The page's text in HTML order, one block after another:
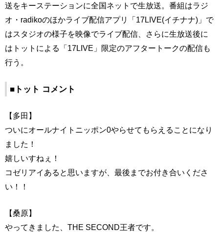
送をキーステーションに全国ネットで生放送。番組はラジ
オ・radikoのほかライブ配信アプリ「17LIVE(イチナナ)」で
はスタジオの様子を映像でライブ配信、さらに生放送後に
はトットによる「17LIVE」限定のアフタートークの配信も
行う。
■トット コメント
【多田】
ついにオールナイトニッポン0やらせてもらえることになり
ました！
嬉しいすねぇ！
コゼリアイあると思いますが、最後までお付き合いくださ
い！！
【桑原】
やってきました、THE SECOND王者です。